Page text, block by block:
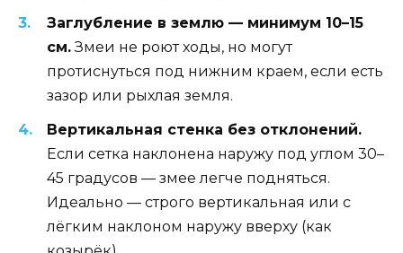
Заглубление в землю — минимум 10–15
см.Змеи не роют ходы, но могут
протиснуться под нижним краем, если есть
зазор или рыхлая земля.
Вертикальная стенка без отклонений.
Если сетка наклонена наружу под углом 30–
45 градусов — змее легче подняться.
Идеально — строго вертикальная или с
лёгким наклоном наружу вверху (как